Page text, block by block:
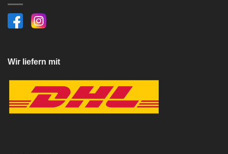
Wir liefern mit